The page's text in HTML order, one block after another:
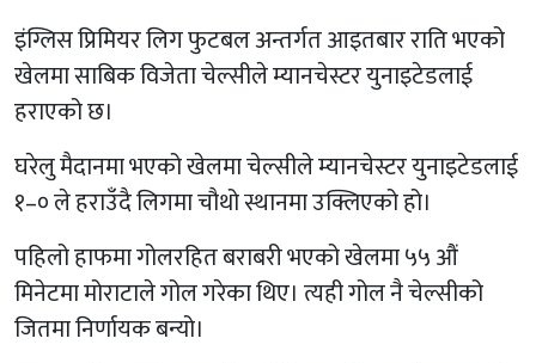
इंग्लिस प्रिमियर लिग फुटबल अन्तर्गत आइतबार राति भएको
खेलमा साबिक विजेता चेल्सीले म्यानचेस्टर युनाइटेडलाई
हराएको छ।
घरेलु मैदानमा भएको खेलमा चेल्सीले म्यानचेस्टर युनाइटेडलाई
१–० ले हराउँदै लिगमा चौथो स्थानमा उक्लिएको हो।
पहिलो हाफमा गोलरहित बराबरी भएको खेलमा ५५ औं
मिनेटमा मोराटाले गोल गरेका थिए। त्यही गोल नै चेल्सीको
जितमा निर्णायक बन्यो।